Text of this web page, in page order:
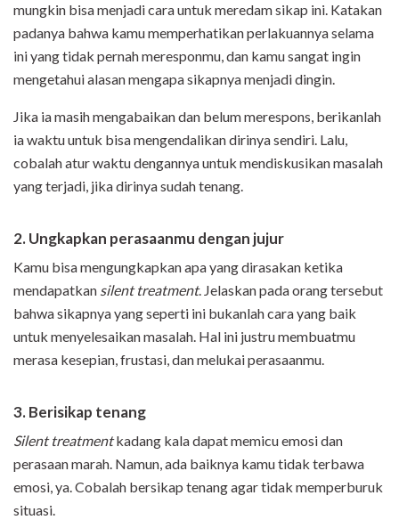
mungkin bisa menjadi cara untuk meredam sikap ini. Katakan
padanya bahwa kamu memperhatikan perlakuannya selama
ini yang tidak pernah meresponmu, dan kamu sangat ingin
mengetahui alasan mengapa sikapnya menjadi dingin.
Jika ia masih mengabaikan dan belum merespons, berikanlah
ia waktu untuk bisa mengendalikan dirinya sendiri. Lalu,
cobalah atur waktu dengannya untuk mendiskusikan masalah
yang terjadi, jika dirinya sudah tenang.
2. Ungkapkan perasaanmu dengan jujur
Kamu bisa mengungkapkan apa yang dirasakan ketika
mendapatkan silent treatment. Jelaskan pada orang tersebut
bahwa sikapnya yang seperti ini bukanlah cara yang baik
untuk menyelesaikan masalah. Hal ini justru membuatmu
merasa kesepian, frustasi, dan melukai perasaanmu.
3. Berisikap tenang
Silent treatmentkadang kala dapat memicu emosi dan
perasaan marah. Namun, ada baiknya kamu tidak terbawa
emosi, ya. Cobalah bersikap tenang agar tidak memperburuk
situasi.